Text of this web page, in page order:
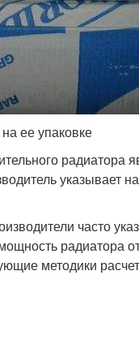
ее упаковке
радиатора
указывает
часто
радиатора
методики